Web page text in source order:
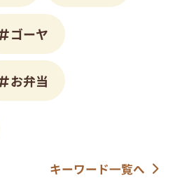
ゴーヤ
お弁当
キーワード一覧へ